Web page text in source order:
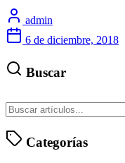
admin
6 de diciembre, 2018
Buscar
Categorías